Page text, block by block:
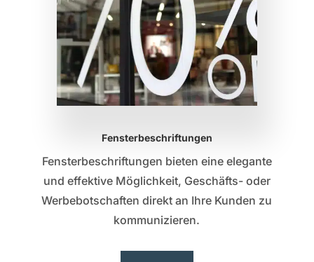
Fensterbeschriftungen
Fensterbeschriftungen bieten eine elegante
und effektive Möglichkeit, Geschäfts- oder
Werbebotschaften direkt an Ihre Kunden zu
kommunizieren.